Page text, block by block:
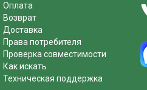
Оплата
Возврат
Доставка
Права потребителя
Проверка совместимости
Как искать
Техническая поддержка